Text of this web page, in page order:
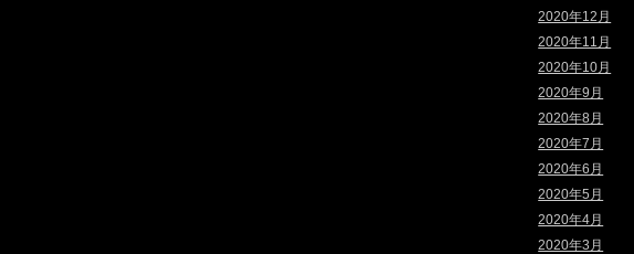
2020年12月
2020年11月
2020年10月
2020年9月
2020年8月
2020年7月
2020年6月
2020年5月
2020年4月
2020年3月